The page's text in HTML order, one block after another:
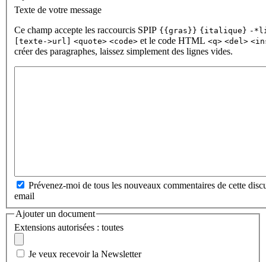
Texte de votre message
Ce champ accepte les raccourcis SPIP {{gras}} {italique} -
[texte->url] <quote> <code> et le code HTML <q> <del>
créer des paragraphes, laissez simplement des lignes vides.
Prévenez-moi de tous les nouveaux commentaires de cette
email
Ajouter un document
Extensions autorisées : toutes
Je veux recevoir la Newsletter